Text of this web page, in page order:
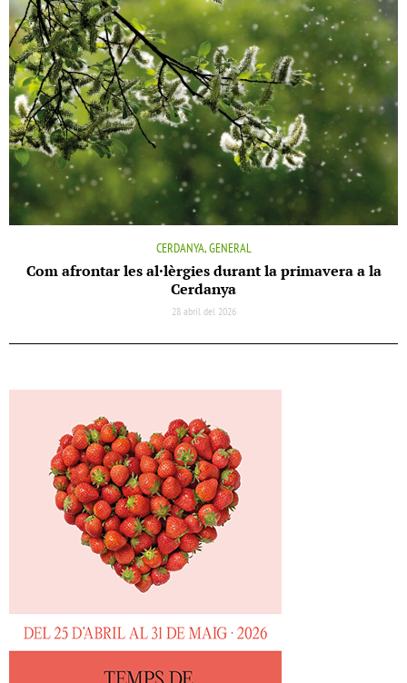
CERDANYA, GENERAL
Com afrontar les al·lèrgies durant la primavera a la
Cerdanya
28 abril del 2026